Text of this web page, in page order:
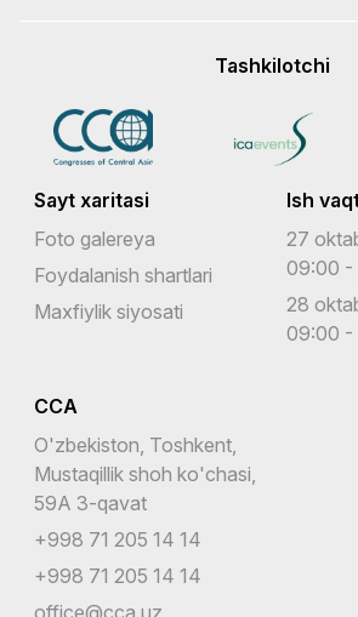
Tashkilotchi
Sayt xaritasi
Foto galereya
Foydalanish shartlari
Maxfiylik siyosati
Ish
27
09:00 -
28
09:00 -
CCA
O'zbekiston, Toshkent,
Mustaqillik shoh ko'chasi,
59A 3-qavat
+998 71 205 14 14
+998 71 205 14 14